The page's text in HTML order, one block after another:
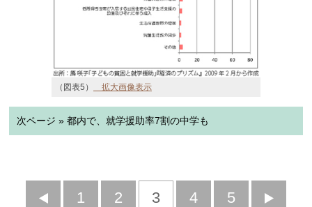
（図表5） 拡大画像表示
次ページ » 都内で、就学援助率7割の中学も
前
1 2 3 4 5